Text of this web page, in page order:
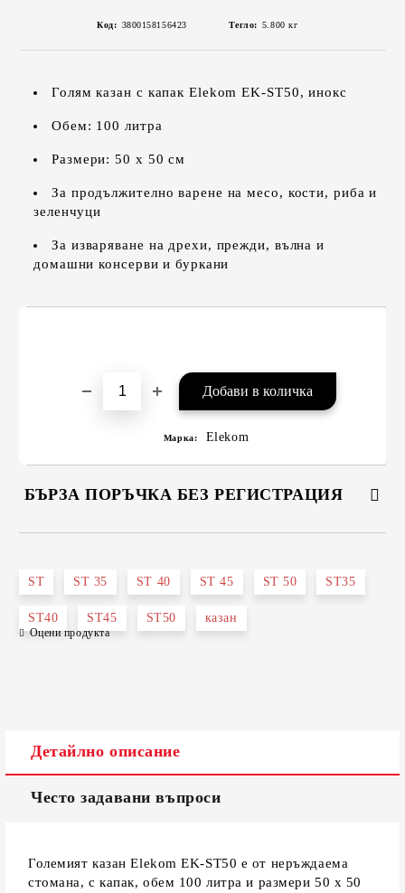
Код: 3800158156423 Тегло: 5.800 кг
Голям казан с капак Elekom EK-ST50, инокс
Обем: 100 литра
Размери: 50 х 50 см
За продължително варене на месо, кости, риба и
зеленчуци
За изваряване на дрехи, прежди, вълна и
домашни консерви и буркани
Марка: Elekom
БЪРЗА ПОРЪЧКА БЕЗ РЕГИСТРАЦИЯ
Съгласен съм с
ST ST 35 ST 40 ST 45 ST 50 ST35
ST40 ST45 ST50 казан
Оцени продукта
Детайлно описание
Често задавани въпроси
Големият казан Elekom EK-ST50 е от неръждаема
стомана, с капак, обем 100 литра и размери 50 х 50